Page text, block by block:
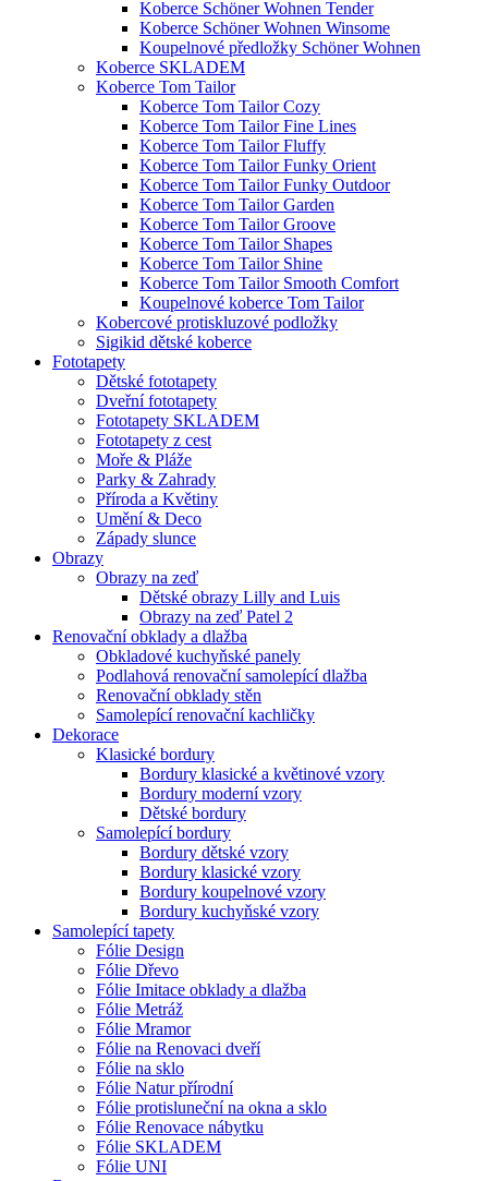
Koberce Schöner Wohnen Tender
Koberce Schöner Wohnen Winsome
Koupelnové předložky Schöner Wohnen
Koberce SKLADEM
Koberce Tom Tailor
Koberce Tom Tailor Cozy
Koberce Tom Tailor Fine Lines
Koberce Tom Tailor Fluffy
Koberce Tom Tailor Funky Orient
Koberce Tom Tailor Funky Outdoor
Koberce Tom Tailor Garden
Koberce Tom Tailor Groove
Koberce Tom Tailor Shapes
Koberce Tom Tailor Shine
Koberce Tom Tailor Smooth Comfort
Koupelnové koberce Tom Tailor
Kobercové protiskluzové podložky
Sigikid dětské koberce
Fototapety
Dětské fototapety
Dveřní fototapety
Fototapety SKLADEM
Fototapety z cest
Moře & Pláže
Parky & Zahrady
Příroda a Květiny
Umění & Deco
Západy slunce
Obrazy
Obrazy na zeď
Dětské obrazy Lilly and Luis
Obrazy na zeď Patel 2
Renovační obklady a dlažba
Obkladové kuchyňské panely
Podlahová renovační samolepící dlažba
Renovační obklady stěn
Samolepící renovační kachličky
Dekorace
Klasické bordury
Bordury klasické a květinové vzory
Bordury moderní vzory
Dětské bordury
Samolepící bordury
Bordury dětské vzory
Bordury klasické vzory
Bordury koupelnové vzory
Bordury kuchyňské vzory
Samolepící tapety
Fólie Design
Fólie Dřevo
Fólie Imitace obklady a dlažba
Fólie Metráž
Fólie Mramor
Fólie na Renovaci dveří
Fólie na sklo
Fólie Natur přírodní
Fólie protisluneční na okna a sklo
Fólie Renovace nábytku
Fólie SKLADEM
Fólie UNI